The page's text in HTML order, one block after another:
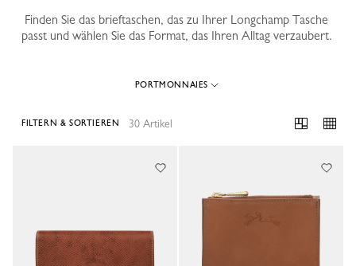
Finden Sie das brieftaschen, das zu Ihrer Longchamp Tasche
passt und wählen Sie das Format, das Ihren Alltag verzaubert.
PORTMONNAIES
30 Artikel
FILTERN & SORTIEREN